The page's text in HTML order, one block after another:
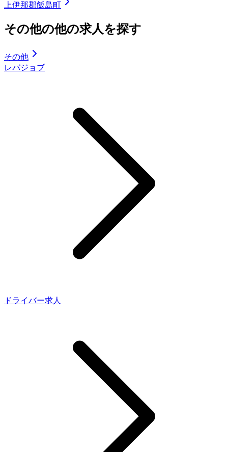
上伊那郡飯島町
その他の他の求人を探す
その他
レバジョブ
ドライバー求人